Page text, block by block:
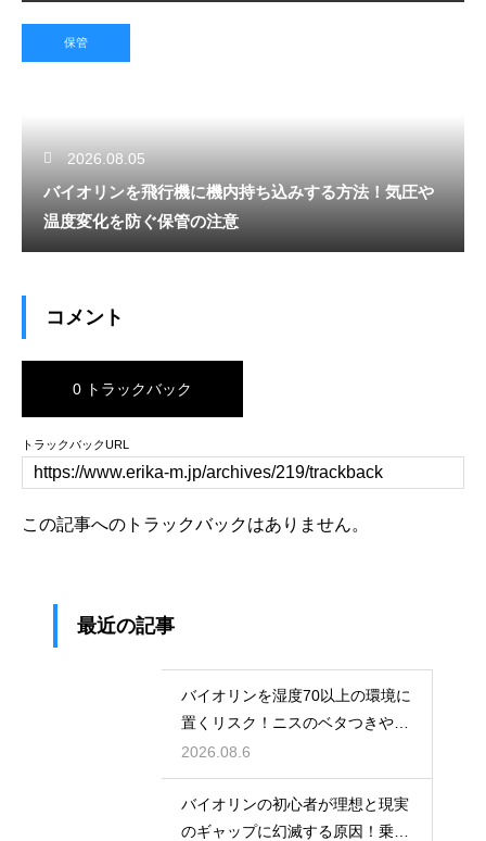
保管
2026.08.05
バイオリンを飛行機に機内持ち込みする方法！気圧や
温度変化を防ぐ保管の注意
コメント
0 トラックバック
トラックバックURL
この記事へのトラックバックはありません。
最近の記事
バイオリンを湿度70以上の環境に
置くリスク！ニスのベタつきやカ
ビを防ぐ対策
2026.08.6
バイオリンの初心者が理想と現実
のギャップに幻滅する原因！乗り